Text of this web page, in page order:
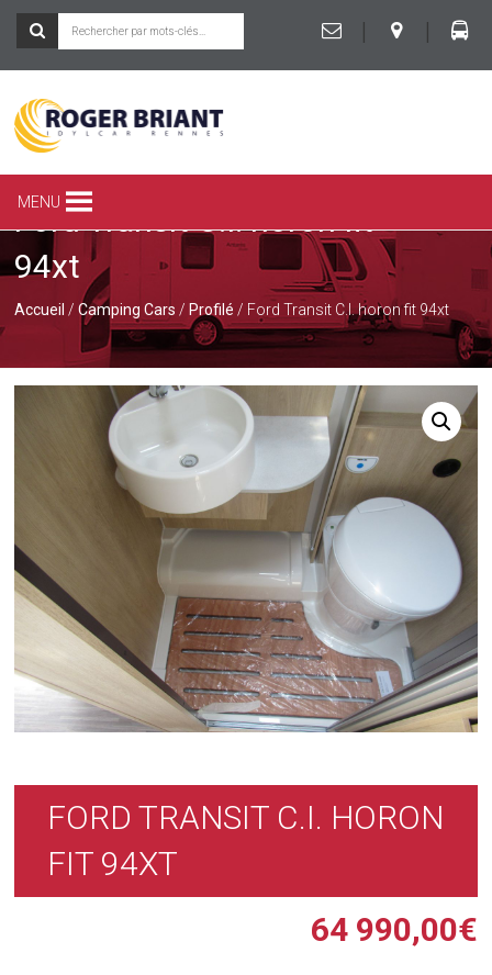
|
|
ROGER
BRIANT
SPÉCIALISTE
CAR
DE
CARAVANE
À
RENNES
MENU
Ford Transit C.I. horon fit
94xt
Accueil /Camping Cars / Profilé / Ford Transit C.I. horon fit 94xt
FORD TRANSIT C.I. HORON
FIT 94XT
64 990,00€